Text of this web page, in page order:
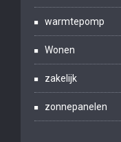
warmtepomp
Wonen
zakelijk
zonnepanelen